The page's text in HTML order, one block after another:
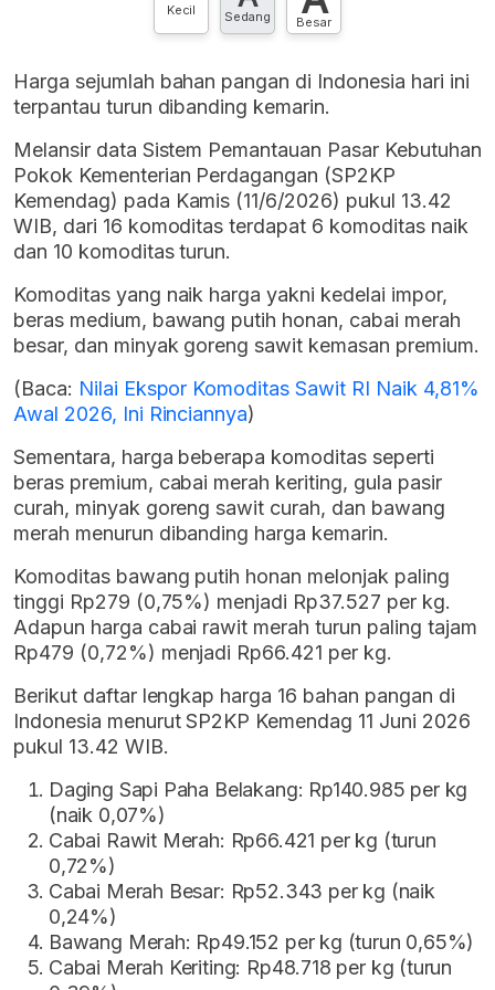
Kecil Sedang Besar
Harga sejumlah bahan pangan di Indonesia hari ini
terpantau turun dibanding kemarin.
Melansir data Sistem Pemantauan Pasar Kebutuhan
Pokok Kementerian Perdagangan (SP2KP
Kemendag) pada Kamis (11/6/2026) pukul 13.42
WIB, dari 16 komoditas terdapat 6 komoditas naik
dan 10 komoditas turun.
Komoditas yang naik harga yakni kedelai impor,
beras medium, bawang putih honan, cabai merah
besar, dan minyak goreng sawit kemasan premium.
(Baca: Nilai Ekspor Komoditas Sawit RI Naik 4,81%
Awal 2026, Ini Rinciannya)
Sementara, harga beberapa komoditas seperti
beras premium, cabai merah keriting, gula pasir
curah, minyak goreng sawit curah, dan bawang
merah menurun dibanding harga kemarin.
Komoditas bawang putih honan melonjak paling
tinggi Rp279 (0,75%) menjadi Rp37.527 per kg.
Adapun harga cabai rawit merah turun paling tajam
Rp479 (0,72%) menjadi Rp66.421 per kg.
Berikut daftar lengkap harga 16 bahan pangan di
Indonesia menurut SP2KP Kemendag 11 Juni 2026
pukul 13.42 WIB.
Daging Sapi Paha Belakang: Rp140.985 per kg
(naik 0,07%)
Cabai Rawit Merah: Rp66.421 per kg (turun
0,72%)
Cabai Merah Besar: Rp52.343 per kg (naik
0,24%)
Bawang Merah: Rp49.152 per kg (turun 0,65%)
Cabai Merah Keriting: Rp48.718 per kg (turun